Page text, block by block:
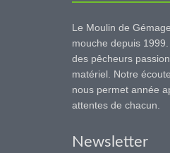
Le Moulin de
mouche depuis
des pêcheurs
matériel. Notre
nous permet année
attentes de chacun.
Newsletter